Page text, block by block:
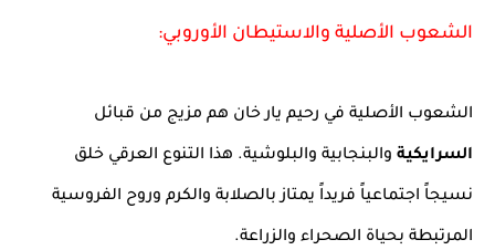
الشعوب الأصلية والاستيطان الأوروبي:
الشعوب الأصلية في رحيم يار خان هم مزيج من قبائل
السرايكية والبنجابية والبلوشية. هذا التنوع العرقي خلق
نسيجاً اجتماعياً فريداً يمتاز بالصلابة والكرم وروح الفروسية
المرتبطة بحياة الصحراء والزراعة.